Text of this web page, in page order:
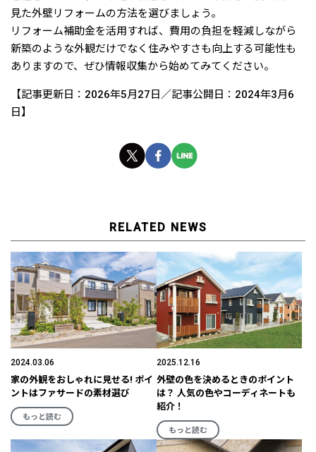
見た外壁リフォームの方法を選びましょう。
リフォーム補助金を活用すれば、費用の負担を軽減しながら
新築のような外観だけでなく住みやすさも向上する可能性も
ありますので、ぜひ情報収集から始めてみてください。
【記事更新日：2026年5月27日／記事公開日：2024年3月6
日】
RELATED NEWS
2024.03.06
家の外観をおしゃれに見せる! ポイ
ントはファサードの素材選び
もっと読む
2025.12.16
外壁の色を決めるときのポイント
は？ 人気の色やコーディネートも
紹介！
もっと読む